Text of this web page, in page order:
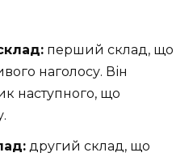
перший склад, що
наголосу. Він
наступного, що
другий склад, що